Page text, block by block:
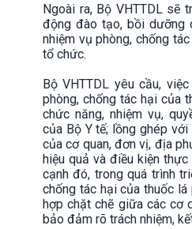
Ngoài ra, Bộ VHTTDL sẽ
động đào tạo, bồi dưỡng
nhiệm vụ phòng, chống
tổ chức.
Bộ VHTTDL yêu cầu,
phòng, chống tác hại của
chức năng, nhiệm vụ,
của Bộ Y tế; lồng ghép
của cơ quan, đơn vị, địa
hiệu quả và điều kiện
cạnh đó, trong quá trình
chống tác hại của thuốc
hợp chặt chẽ giữa các cơ
bảo đảm rõ trách nhiệm,